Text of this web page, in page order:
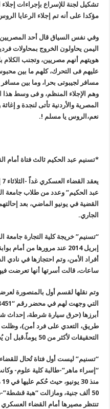
تشكيل لجنة للإسراع بإجراءات إجلاء
مؤكدا على أنه تم إجلاء الرعايا
وفي نفس السياق قال أحد
اليمن يحاولون الخروج بمحاولات
هويتهم أنهم مصريين، وتجنب الكلام
عليهم فى التحرك، كلهم ما بين
مسافر لجيبوتى بحرا، وما بين مسافر
وهم الإجلاء المنظم، و فى وسط هذا
المصرية والأردنية تأتى لنجدة و
نعم،الروس يا مسلم !.
*تسنيم عبد الحكيم ثالث فتاة أمام
عبد الحكيم” وعدد من طلاب جامعة
القضية في يونيو الماضي، بعد
الجاري.
“
إبريل 2014 عند مرورها من
أفراد الأمن، وتم احتجازها في نادي
ساعات، قالت أسرتها أنها تعرضت
وتم نقلها لقسم أول بالمنصورة
أبرزها(حرق سيارة شرطة، إحداث
طريق، التعدي على فرد أمن)،
التحقيقات لأكثر من 50 يوماً،قبل أن يُخلى سبيلها بعد ذلك علي ذمة القضية
“تسنيم” ليست أول فتاة تُحال
“ إسراء ماهر”-طالبة كلية علوم-
50 ألف جنية، ومازالت “هبة قشطة”-
تنتظر مصيرها أمام القضاء العسكري